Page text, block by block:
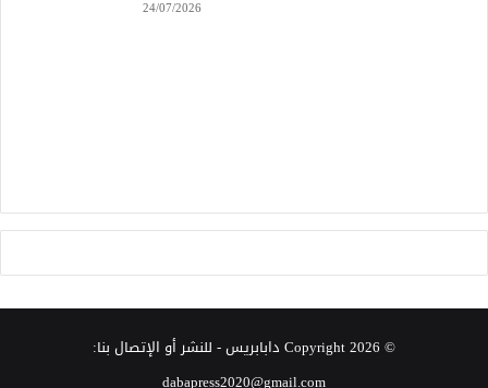
24/07/2026
© Copyright 2026 دابابريس- للنشر أو الإتصال بنا:
dabapress2020@gmail.com